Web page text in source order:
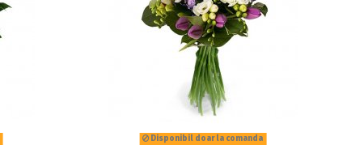
Disponibil doar la comanda